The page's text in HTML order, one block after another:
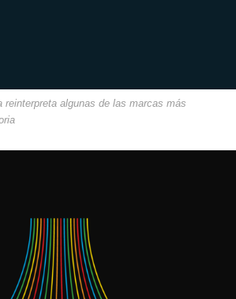
reinterpreta algunas de las marcas más